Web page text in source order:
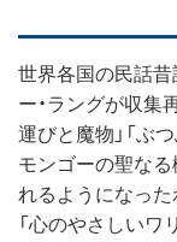
世界各国の民話昔
ー・ラングが収集
運びと魔物」「ぶ
モンゴーの聖なる
れるようになった
「心のやさしいワ